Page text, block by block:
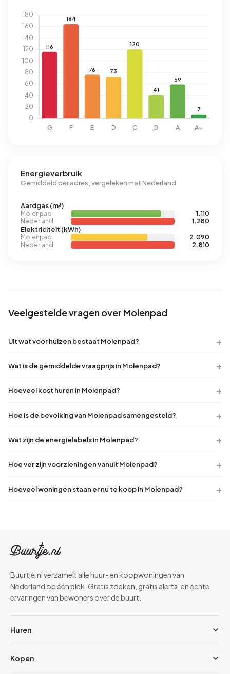
Energieverbruik
Gemiddeld per adres, vergeleken met Nederland
Aardgas (m³)
Molenpad
1.110
Nederland
1.280
Elektriciteit (kWh)
Molenpad
2.090
Nederland
2.810
Veelgestelde vragen over Molenpad
Uit wat voor huizen bestaat Molenpad?
Wat is de gemiddelde vraagprijs in Molenpad?
Hoeveel kost huren in Molenpad?
Hoe is de bevolking van Molenpad samengesteld?
Wat zijn de energielabels in Molenpad?
Hoe ver zijn voorzieningen vanuit Molenpad?
Hoeveel woningen staan er nu te koop in Molenpad?
Buurtje.nl verzamelt alle huur- en koopwoningen van
Nederland op één plek. Gratis zoeken, gratis alerts, en echte
ervaringen van bewoners over de buurt.
Huren
Kopen